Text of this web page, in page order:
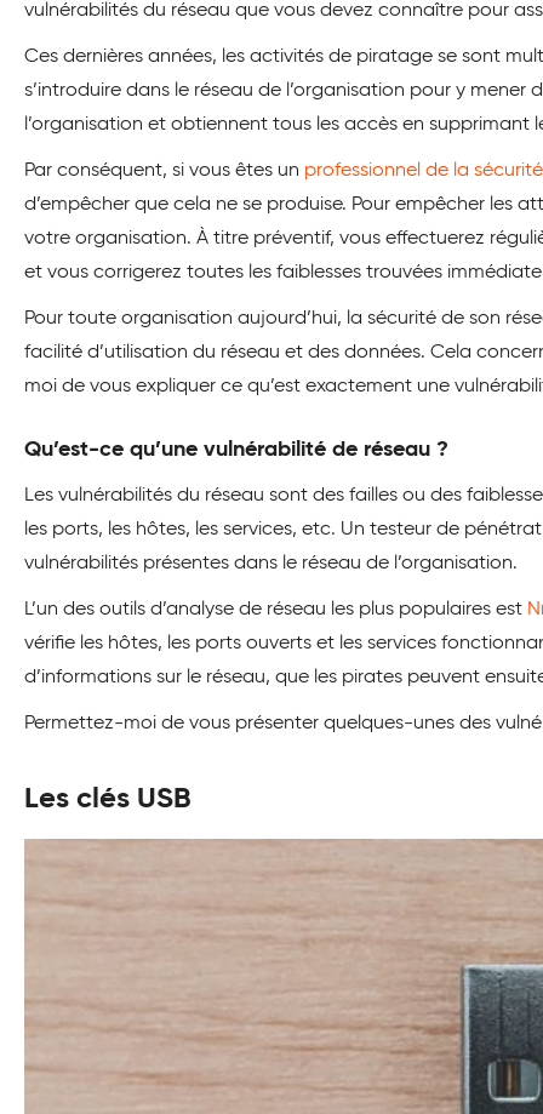
vulnérabilités du réseau que vous devez connaître pour
Ces dernières années, les activités de piratage se sont
s’introduire dans le réseau de l’organisation pour y
l’organisation et obtiennent tous les accès en supprimant
Par conséquent, si vous êtes un professionnel de la
d’empêcher que cela ne se produise. Pour empêcher les
votre organisation. À titre préventif, vous effectuerez
et vous corrigerez toutes les faiblesses trouvées
Pour toute organisation aujourd’hui, la sécurité de son
facilité d’utilisation du réseau et des données. Cela
moi de vous expliquer ce qu’est exactement une
Qu’est-ce qu’une vulnérabilité de réseau ?
Les vulnérabilités du réseau sont des failles ou des
les ports, les hôtes, les services, etc. Un testeur de
vulnérabilités présentes dans le réseau de l’organisation.
L’un des outils d’analyse de réseau les plus populaires est
vérifie les hôtes, les ports ouverts et les services
d’informations sur le réseau, que les pirates peuvent
Permettez-moi de vous présenter quelques-unes des
Les clés USB